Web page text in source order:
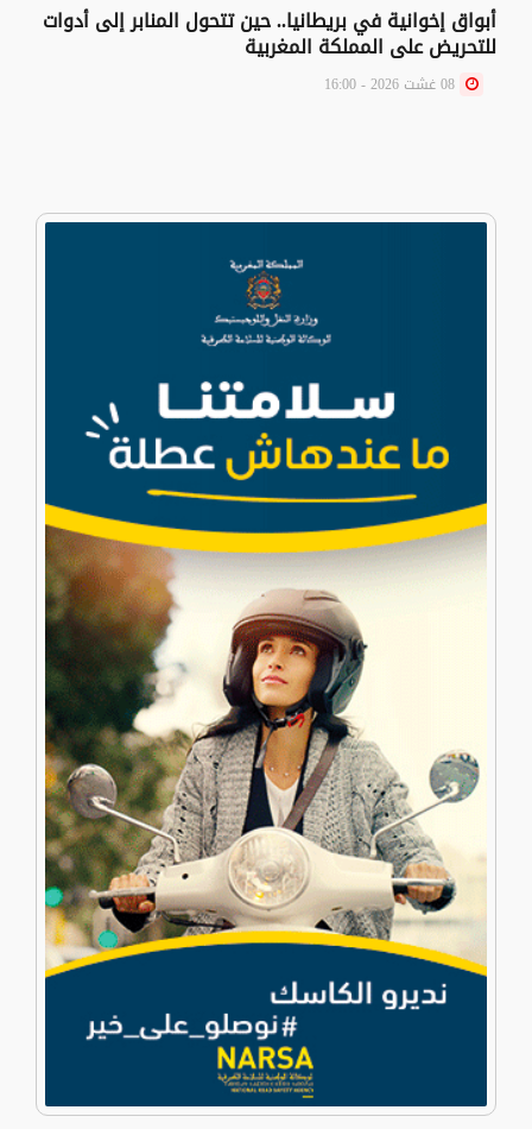
أبواق إخوانية في بريطانيا.. حين تتحول المنابر إلى أدوات
للتحريض على المملكة المغربية